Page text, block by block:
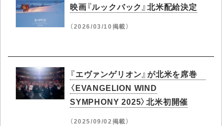
映画『ルックバック』北米配給決定
（2026/03/10掲載）
『エヴァンゲリオン』が北米を席巻
〈EVANGELION WIND
SYMPHONY 2025〉北米初開催
（2025/09/02掲載）